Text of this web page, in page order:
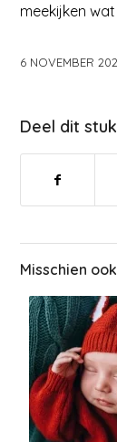
meekijken
6 NOVEMBER
Deel dit stuk
Misschien